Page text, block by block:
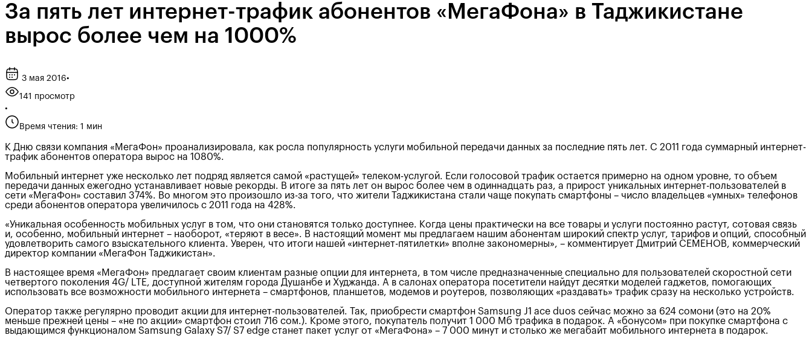
За пять лет интернет-трафик абонентов «МегаФона» в Таджикистане
вырос более чем на 1000%
3 мая 2016•
141 просмотр
•
Время чтения: 1 мин
К Дню связи компания «МегаФон» проанализировала, как росла популярность услуги мобильной передачи данных за последние пять лет. С 2011 года суммарный интернет-
трафик абонентов оператора вырос на 1080%.
Мобильный интернет уже несколько лет подряд является самой «растущей» телеком-услугой. Если голосовой трафик остается примерно на одном уровне, то объем
передачи данных ежегодно устанавливает новые рекорды. В итоге за пять лет он вырос более чем в одиннадцать раз, а прирост уникальных интернет-пользователей в
сети «МегаФон» составил 374%. Во многом это произошло из-за того, что жители Таджикистана стали чаще покупать смартфоны – число владельцев «умных» телефонов
среди абонентов оператора увеличилось с 2011 года на 428%.
«Уникальная особенность мобильных услуг в том, что они становятся только доступнее. Когда цены практически на все товары и услуги постоянно растут, сотовая связь
и, особенно, мобильный интернет – наоборот, «теряют в весе». В настоящий момент мы предлагаем нашим абонентам широкий спектр услуг, тарифов и опций, способный
удовлетворить самого взыскательного клиента. Уверен, что итоги нашей «интернет-пятилетки» вполне закономерны», – комментирует Дмитрий CЕМЕНОВ, коммерческий
директор компании «МегаФон Таджикистан».
В настоящее время «МегаФон» предлагает своим клиентам разные опции для интернета, в том числе предназначенные специально для пользователей скоростной сети
четвертого поколения 4G/ LTE, доступной жителям города Душанбе и Худжанда. А в салонах оператора посетители найдут десятки моделей гаджетов, помогающих
использовать все возможности мобильного интернета – смартфонов, планшетов, модемов и роутеров, позволяющих «раздавать» трафик сразу на несколько устройств.
Оператор также регулярно проводит акции для интернет-пользователей. Так, приобрести смартфон Samsung J1 ace duos сейчас можно за 624 сомони (это на 20%
меньше прежней цены – «не по акции» смартфон стоил 716 сом.). Кроме этого, покупатель получит 1 000 Мб трафика в подарок. А «бонусом» при покупке смартфона с
выдающимся функционалом Samsung Galaxy S7/ S7 edge станет пакет услуг от «МегаФона» – 7 000 минут и столько же мегабайт мобильного интернета в подарок.